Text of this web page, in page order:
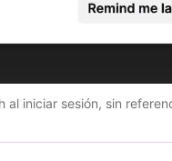
al iniciar sesión, sin